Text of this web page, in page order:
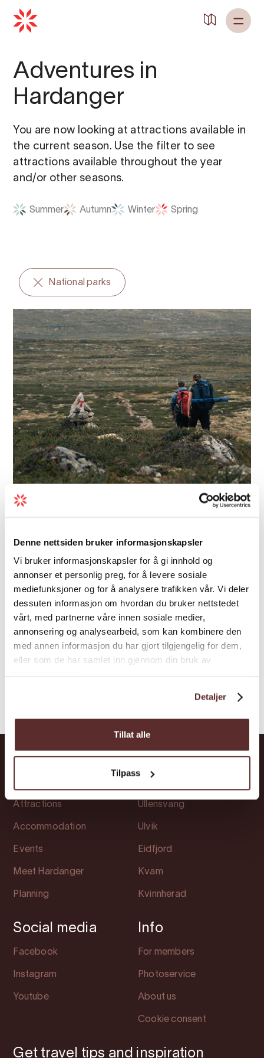
Denne nettsiden bruker informasjonskapsler
Vi bruker informasjonskapsler for å gi innhold og
annonser et personlig preg, for å levere sosiale
mediefunksjoner og for å analysere trafikken vår. Vi deler
dessuten informasjon om hvordan du bruker nettstedet
vårt, med partnerne våre innen sosiale medier,
annonsering og analysearbeid, som kan kombinere den
med annen informasjon du har gjort tilgjengelig for dem,
eller som de har samlet inn gjennom din bruk av
Detaljer
Tillat alle
Tilpass
Adventures in
Hardanger
You are now looking at attractions available in
the current season. Use the filter to see
attractions available throughout the year
and/or other seasons.
Summer Autumn Winter Spring
National parks
Nature | Scenic attractions | National parks
Park
Hardangervidda National Park is the largest
national park in Norway. This vast mountain
plateau offers excellent hiking opportunities
for both seasoned hikers and recreational
hikers.
Attractions
Accommodation
Events
Meet Hardanger
Planning
Places
Ullensvang
Ulvik
Eidfjord
Kvam
Kvinnherad
Social media
Facebook
Instagram
Youtube
Info
For members
Photoservice
About us
Cookie consent
Get travel tips and inspiration